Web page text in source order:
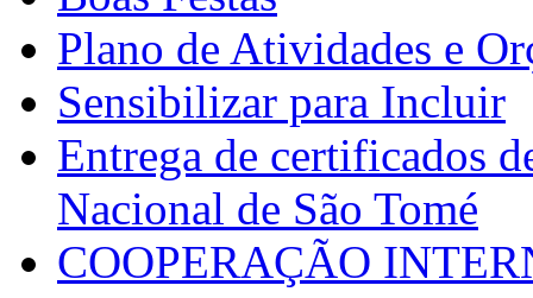
Plano de Atividades e
Sensibilizar para Incluir
Entrega de certificados
Nacional de São Tomé
COOPERAÇÃO